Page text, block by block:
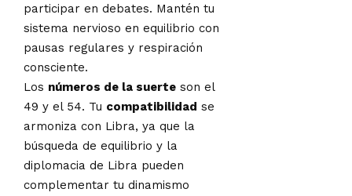
participar en debates. Mantén tu
sistema nervioso en equilibrio con
pausas regulares y respiración
consciente.
Los números de la suerte son el
49 y el 54. Tu compatibilidad se
armoniza con Libra, ya que la
búsqueda de equilibrio y la
diplomacia de Libra pueden
complementar tu dinamismo